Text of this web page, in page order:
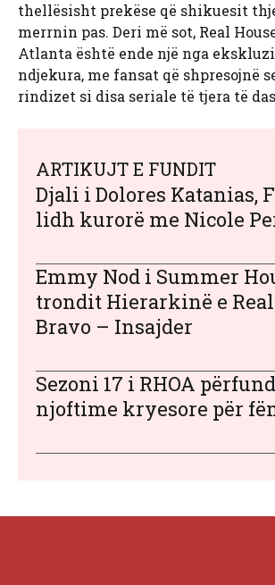
thellësisht prekëse që shikuesit
merrnin pas. Deri më sot, Real
Atlanta është ende një nga
ndjekura, me fansat që shpresojnë
rindizet si disa seriale të tjera të
ARTIKUJT E FUNDIT
Djali i Dolores Katanias,
lidh kurorë me Nicole
Emmy Nod i Summer
trondit Hierarkinë e
Bravo – Insajder
Sezoni 17 i RHOA
njoftime kryesore për